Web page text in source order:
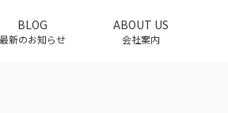
BLOG
最新のお知らせ
ABOUT US
会社案内